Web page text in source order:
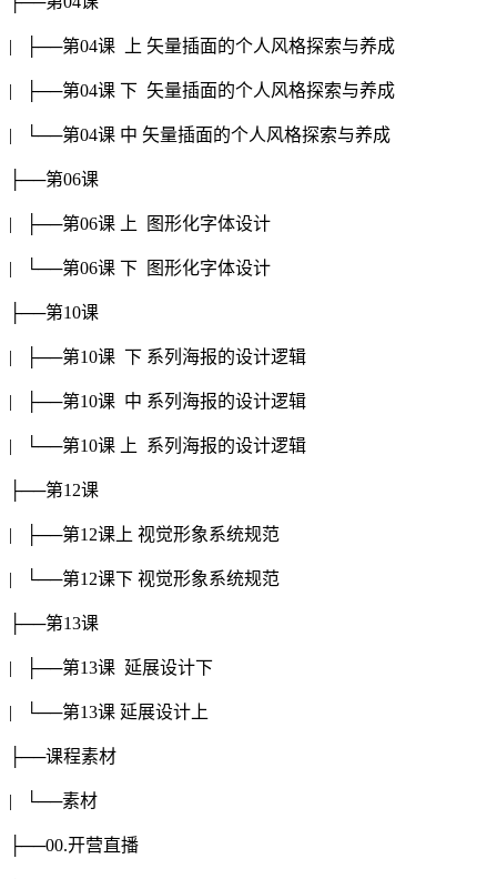
| ├──第04课 上 矢量插面的个人风格探索与养成
| ├──第04课 下 矢量插面的个人风格探索与养成
| └──第04课 中 矢量插面的个人风格探索与养成
├──第06课
| ├──第06课 上 图形化字体设计
| └──第06课 下 图形化字体设计
├──第10课
| ├──第10课 下 系列海报的设计逻辑
| ├──第10课 中 系列海报的设计逻辑
| └──第10课 上 系列海报的设计逻辑
├──第12课
| ├──第12课上 视觉形象系统规范
| └──第12课下 视觉形象系统规范
├──第13课
| ├──第13课 延展设计下
| └──第13课 延展设计上
├──课程素材
| └──素材
├──00.开营直播